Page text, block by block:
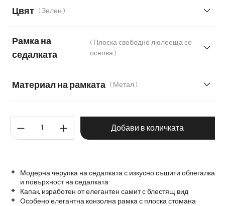
Цвят ( Зелен )
Рамка на
седалката
( Плоска свободно люлееща се
основа )
Материал на рамката ( Метал )
Количество на продукта:
Добави в количката
Модерна черупка на седалката с изкусно съшити облегалка
и повърхност на седалката
Капак, изработен от елегантен самит с блестящ вид
Особено елегантна конзолна рамка с плоска стомана